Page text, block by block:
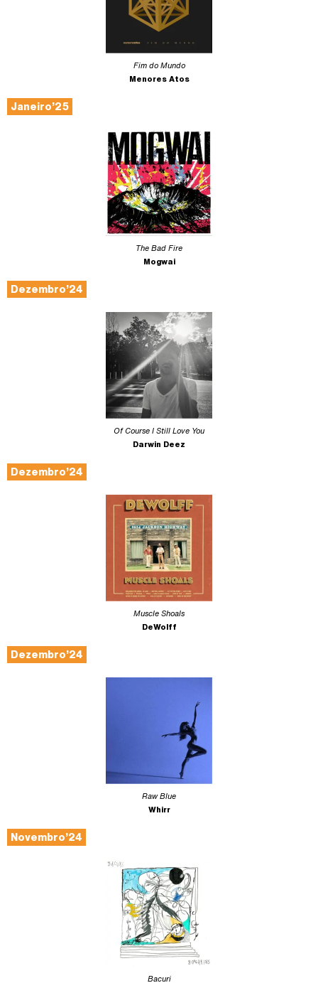
Fim do Mundo
Menores Atos
Janeiro’25
The Bad Fire
Mogwai
Dezembro’24
Of Course I Still Love You
Darwin Deez
Dezembro’24
Muscle Shoals
DeWolff
Dezembro’24
Raw Blue
Whirr
Novembro’24
Bacuri